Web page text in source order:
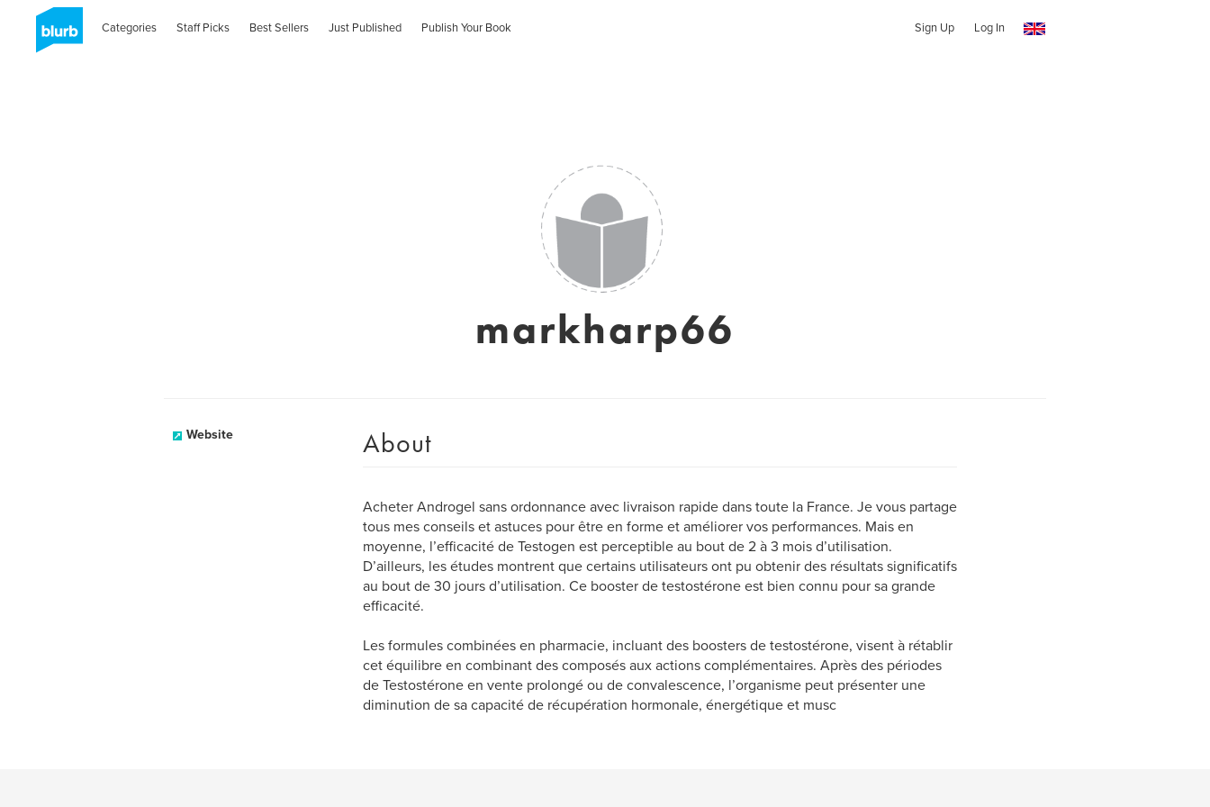
Categories Staff Picks Best Sellers Just Published Publish Your Book Sign Up Log In
markharp66
Website About
Acheter Androgel sans ordonnance avec livraison rapide dans toute la France. Je vous partage
tous mes conseils et astuces pour être en forme et améliorer vos performances. Mais en
moyenne, l’efficacité de Testogen est perceptible au bout de 2 à 3 mois d’utilisation.
D’ailleurs, les études montrent que certains utilisateurs ont pu obtenir des résultats significatifs
au bout de 30 jours d’utilisation. Ce booster de testostérone est bien connu pour sa grande
efficacité.
Les formules combinées en pharmacie, incluant des boosters de testostérone, visent à rétablir
cet équilibre en combinant des composés aux actions complémentaires. Après des périodes
de Testostérone en vente prolongé ou de convalescence, l’organisme peut présenter une
diminution de sa capacité de récupération hormonale, énergétique et musc